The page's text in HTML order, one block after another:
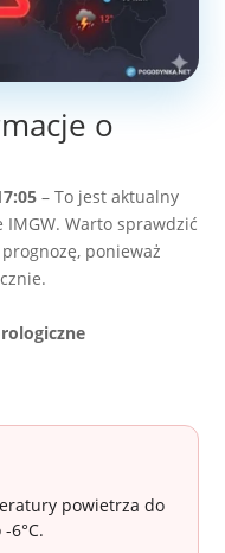
o
– To jest aktualny
Warto sprawdzić
ponieważ
powietrza do
6°C.